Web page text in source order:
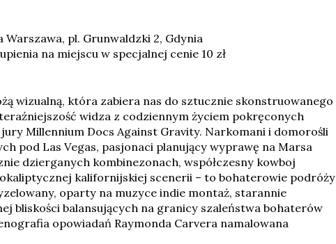
pl. Grunwaldzki 2, Gdynia
na miejscu w specjalnej cenie 10 zł
wizualną, która zabiera nas do sztucznie skonstruowanego
widza z codziennym życiem pokręconych
Millennium Docs Against Gravity. Narkomani i domorośli
pod Las Vegas, pasjonaci planujący wyprawę na Marsa
dzierganych kombinezonach, współczesny kowboj
kalifornijskiej scenerii – to bohaterowie podróży
oparty na muzyce indie montaż, starannie
bliskości balansujących na granicy szaleństwa bohaterów
opowiadań Raymonda Carvera namalowana